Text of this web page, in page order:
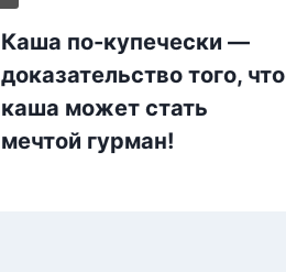
Каша по-купечески —
доказательство того, что
каша может стать
мечтой гурман!